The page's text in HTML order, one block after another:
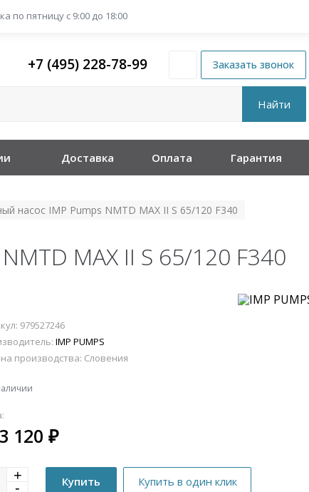
по пятницу с 9:00 до 18:00
+7 (495) 228-78-99
Доставка Оплата Гарантия
насос IMP Pumps NMTD MAX II S 65/120 F340
MAX II S 65/120 F340
979527246
IMP PUMPS
производства: Словения
120 ₽